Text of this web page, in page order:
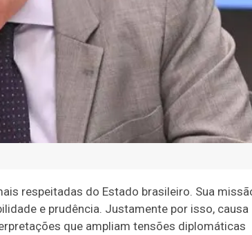
respeitadas do Estado brasileiro. Sua
e prudência. Justamente por isso, causa
que ampliam tensões diplomáticas